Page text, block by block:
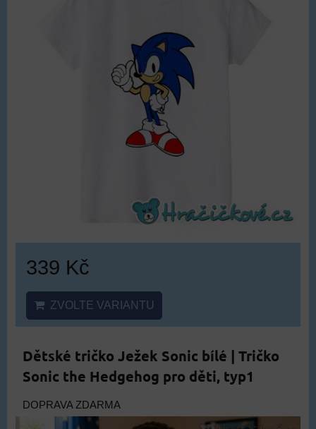
339 Kč
ZVOLTE VARIANTU
Dětské tričko Ježek Sonic bílé | Tričko
Sonic the Hedgehog pro děti, typ1
DOPRAVA ZDARMA